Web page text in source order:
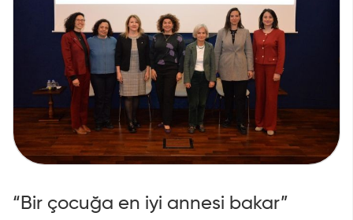
“Bir çocuğa en iyi annesi bakar”